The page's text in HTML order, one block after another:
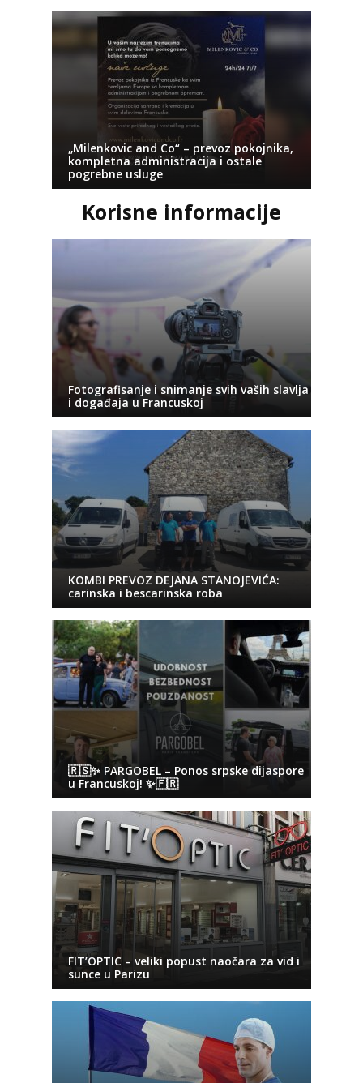
„Milenkovic and Co“ – prevoz pokojnika,
kompletna administracija i ostale
pogrebne usluge
Korisne informacije
Fotografisanje i snimanje svih vaših slavlja
i događaja u Francuskoj
KOMBI PREVOZ DEJANA STANOJEVIĆA:
carinska i bescarinska roba
🇷🇸✨ PARGOBEL – Ponos srpske dijaspore
u Francuskoj! ✨🇫🇷
FIT’OPTIC – veliki popust naočara za vid i
sunce u Parizu